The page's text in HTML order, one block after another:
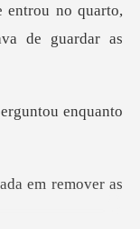
ntrou no quarto,
enqua
em remov